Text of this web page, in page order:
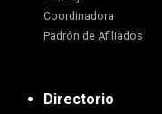
Coordinadora
Padrón de Afiliados
Directorio